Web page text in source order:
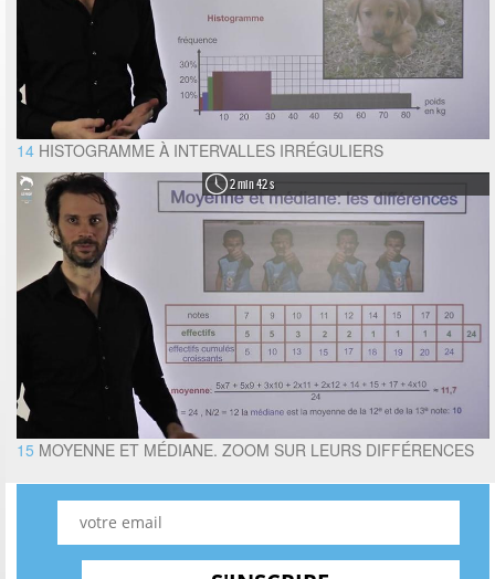
14 HISTOGRAMME À INTERVALLES IRRÉGULIERS
2 min 42 s
15 MOYENNE ET MÉDIANE. ZOOM SUR LEURS DIFFÉRENCES